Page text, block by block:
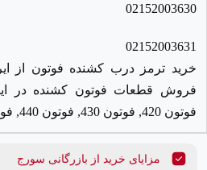
02152003630
02152003631
خرید ترمز درب کشنده فوتون از
فروش قطعات فوتون کشنده در
فوتون 420, فوتون 430, فوتون 440, فوتون 460, فوتون امپاور
مزایای خرید از بازرگانی سورج